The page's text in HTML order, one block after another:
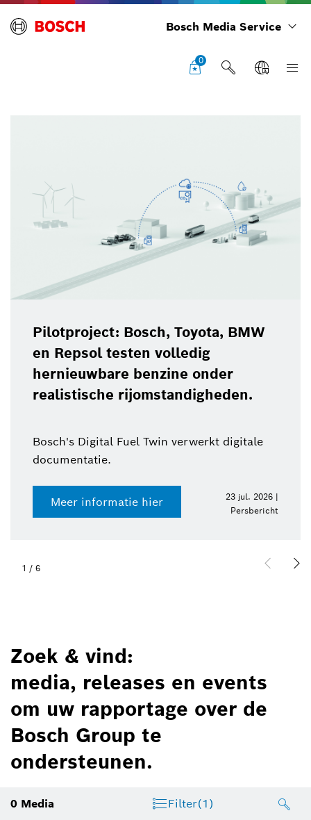
Bosch Media Service
0
Pilotproject: Bosch, Toyota, BMW
en Repsol testen volledig
hernieuwbare benzine onder
realistische rijomstandigheden.
Bosch's Digital Fuel Twin verwerkt digitale
documentatie.
Meer informatie hier
23 jul. 2026 |
Persbericht
1 / 6
Zoek & vind:
media, releases en events
om uw rapportage over de
Bosch Group te
ondersteunen.
0 Media Filter(1)